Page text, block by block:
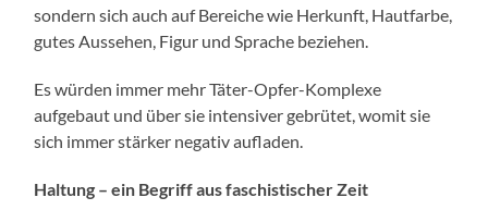
sondern sich auch auf Bereiche wie Herkunft, Hautfarbe,
gutes Aussehen, Figur und Sprache beziehen.
Es würden immer mehr Täter-Opfer-Komplexe
aufgebaut und über sie intensiver gebrütet, womit sie
sich immer stärker negativ aufladen.
Haltung – ein Begriff aus faschistischer Zeit